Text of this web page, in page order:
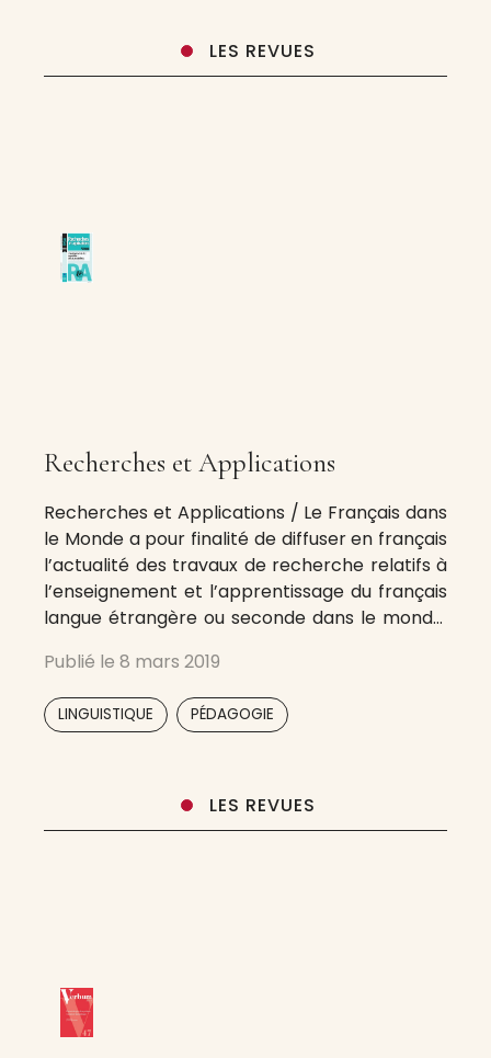
LES REVUES
Recherches et Applications
Recherches et Applications / Le Français dans
le Monde a pour finalité de diffuser en français
l’actualité des travaux de recherche relatifs à
l’enseignement et l’apprentissage du français
langue étrangère ou seconde dans le monde.
des langues défini comme un espace
pluridisciplinaire et est une revue
Publié le 8 mars 2019
LINGUISTIQUE PÉDAGOGIE
LES REVUES